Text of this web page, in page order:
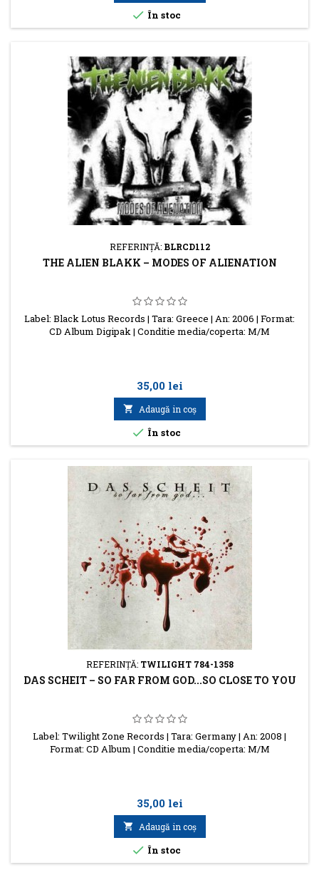
 În stoc
REFERINŢĂ: BLRCD112
THE ALIEN BLAKK – MODES OF ALIENATION
Label: Black Lotus Records | Tara: Greece | An: 2006 | Format:
CD Album Digipak | Conditie media/coperta: M/M
Preţ
35,00 lei
 Adaugă in coş
 În stoc
REFERINŢĂ: TWILIGHT 784-1358
DAS SCHEIT – SO FAR FROM GOD...SO CLOSE TO YOU
Label: Twilight Zone Records | Tara: Germany | An: 2008 |
Format: CD Album | Conditie media/coperta: M/M
Preţ
35,00 lei
 Adaugă in coş
 În stoc